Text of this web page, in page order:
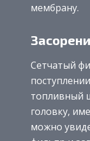
мембрану.
Сетчатый
топливный
головку,
можно